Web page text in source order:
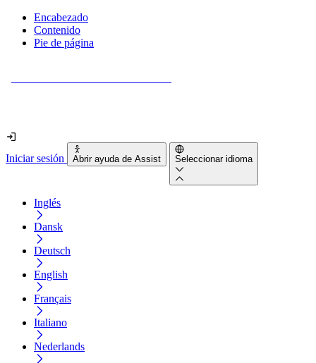
Encabezado
Contenido
Pie de página
Iniciar sesión Abrir ayuda de Assist Seleccionar idioma
Inglés
Dansk
Deutsch
English
Français
Italiano
Nederlands